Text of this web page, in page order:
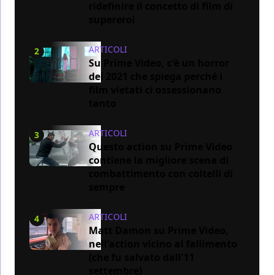
2 ARTICOLI
Su Prime Video, c'è un horror
del 2021 che spiega perché i
3 ARTICOLI
Questo action su Prime Video
contiene la migliore scena di
4 ARTICOLI
Matt Damon su Prime Video,
nell'action vicino al fallimento